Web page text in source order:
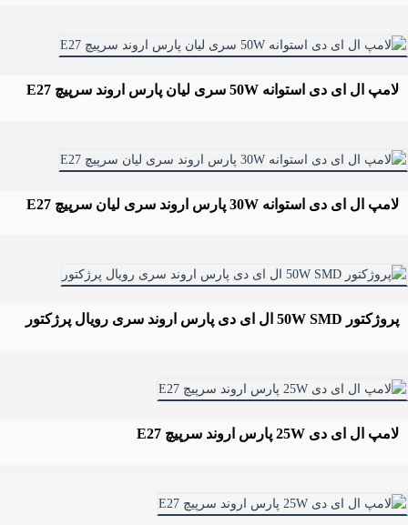
لامپ ال ای دی استوانه 50W سری لیان پارس اروند سرپیچ E27
لامپ ال ای دی استوانه 30W پارس اروند سری لیان سرپیچ E27
پروژکتور 50W SMD ال ای دی پارس اروند سری رویال پرژکتور
لامپ ال ای دی 25W پارس اروند سرپیچ E27